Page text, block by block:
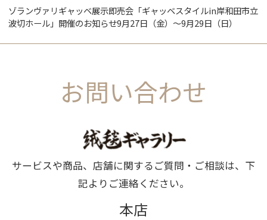
ゾランヴァリギャッベ展示即売会「ギャッベスタイルin岸和田市立
波切ホール」開催のお知らせ9月27日（金）～9月29日（日）
お問い合わせ
サービスや商品、店舗に関するご質問・ご相談は、下
記よりご連絡ください。
本店